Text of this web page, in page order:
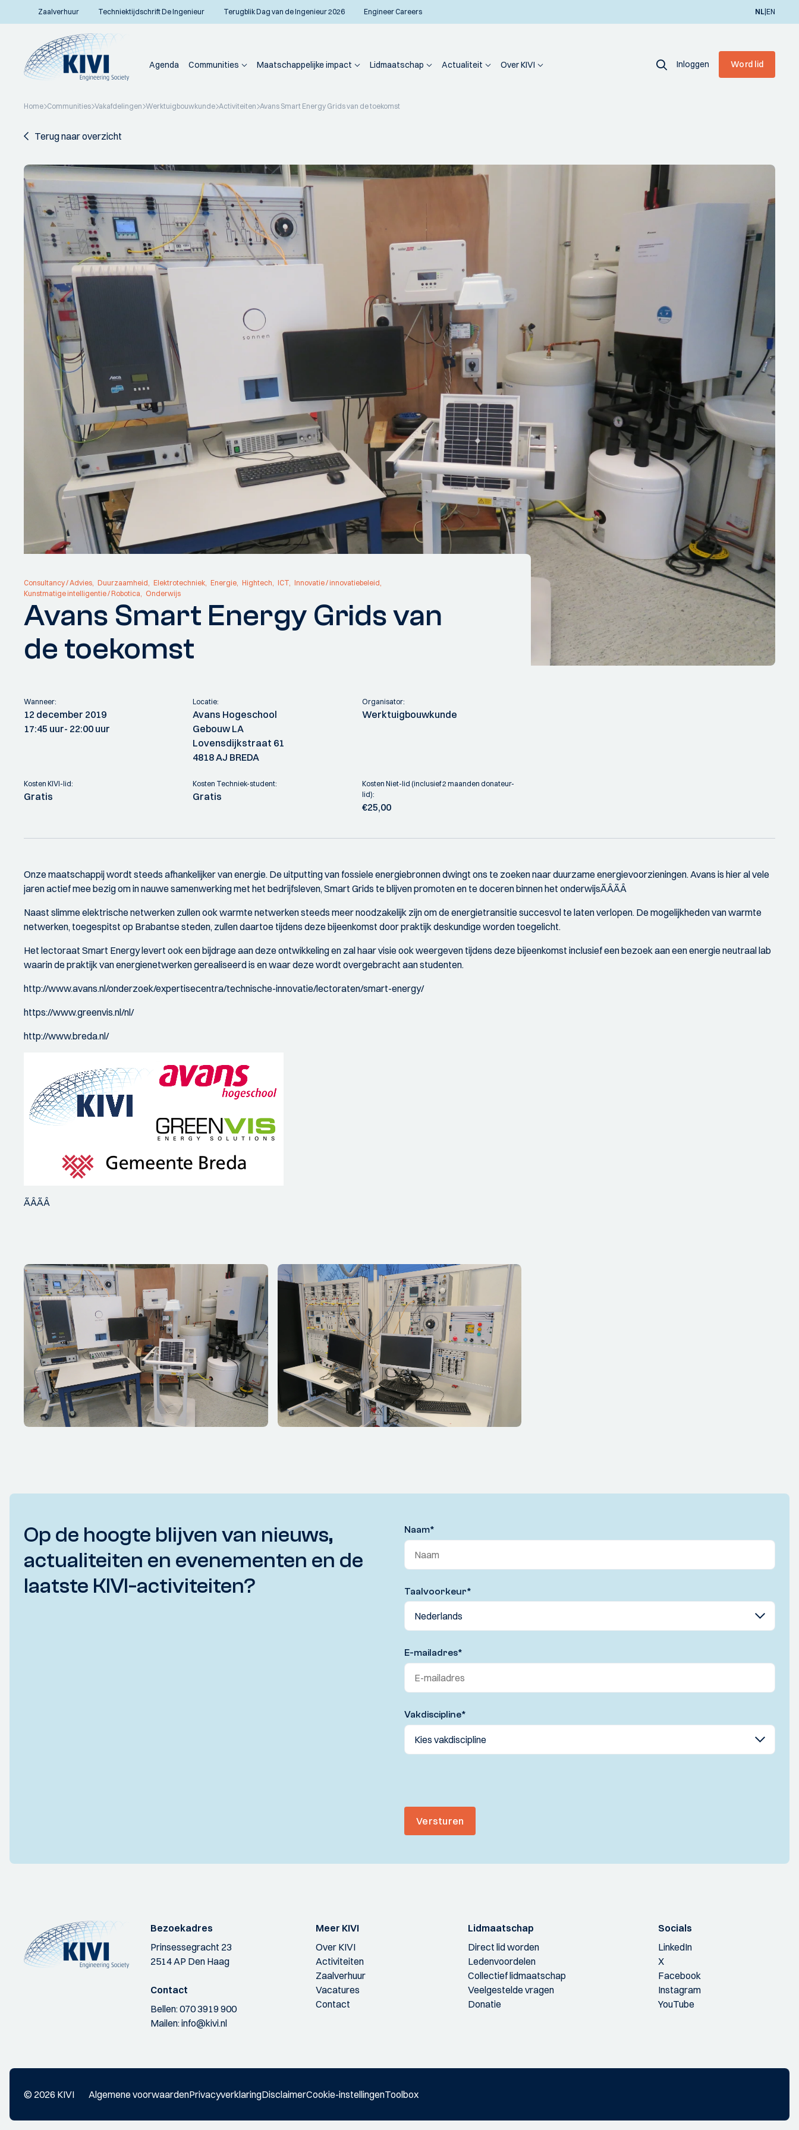
Zaalverhuur Techniektijdschrift De Ingenieur Terugblik Dag van de Ingenieur 2026 Engineer Careers NL|EN
Agenda Communities Maatschappelijke impact Lidmaatschap Actualiteit Over KIVI Inloggen Word lid
Home Communities Vakafdelingen Werktuigbouwkunde Activiteiten Avans Smart Energy Grids van de toekomst
Terug naar overzicht
Consultancy / Advies Duurzaamheid Elektrotechniek Energie Hightech ICT Innovatie / innovatiebeleid
Kunstmatige intelligentie / Robotica
Onderwijs
Avans Smart Energy Grids van
de toekomst
Wanneer:
12 december 2019
17:45 uur- 22:00 uur
Locatie:
Avans Hogeschool
Gebouw LA
Lovensdijkstraat 61
4818 AJ BREDA
Organisator:
Werktuigbouwkunde
Kosten KIVI-lid:
Gratis
Kosten Techniek-student:
Gratis
Kosten Niet-lid (inclusief 2 maanden donateur-
lid):
€25,00
Onze maatschappij wordt steeds afhankelijker van energie. De uitputting van fossiele energiebronnen dwingt ons te zoeken naar duurzame energievoorzieningen. Avans is hier al vele
jaren actief mee bezig om in nauwe samenwerking met het bedrijfsleven, Smart Grids te blijven promoten en te doceren binnen het onderwijsÃÂÃÂ
Naast slimme elektrische netwerken zullen ook warmte netwerken steeds meer noodzakelijk zijn om de energietransitie succesvol te laten verlopen. De mogelijkheden van warmte
netwerken, toegespitst op Brabantse steden, zullen daartoe tijdens deze bijeenkomst door praktijk deskundige worden toegelicht.
Het lectoraat Smart Energy levert ook een bijdrage aan deze ontwikkeling en zal haar visie ook weergeven tijdens deze bijeenkomst inclusief een bezoek aan een energie neutraal lab
waarin de praktijk van energienetwerken gerealiseerd is en waar deze wordt overgebracht aan studenten.
http://www.avans.nl/onderzoek/expertisecentra/technische-innovatie/lectoraten/smart-energy/
https://www.greenvis.nl/nl/
http://www.breda.nl/
ÃÂÃÂ
Op de hoogte blijven van nieuws,
actualiteiten en evenementen en de
laatste KIVI-activiteiten?
Naam*
Taalvoorkeur*
E-mailadres*
Vakdiscipline*
Versturen
Bezoekadres
Prinsessegracht 23
2514 AP Den Haag
Contact
Bellen:070 3919 900
Mailen:info@kivi.nl
Meer KIVI
Over KIVI
Activiteiten
Zaalverhuur
Vacatures
Contact
Lidmaatschap
Direct lid worden
Ledenvoordelen
Collectief lidmaatschap
Veelgestelde vragen
Donatie
Socials
LinkedIn
X
Facebook
Instagram
YouTube
© 2026 KIVI Algemene voorwaardenPrivacyverklaringDisclaimerCookie-instellingenToolbox